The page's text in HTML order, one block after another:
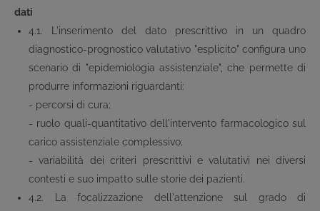
dati
4.1. L'inserimento del dato prescrittivo in un quadro
diagnostico-prognostico valutativo "esplicito" configura uno
scenario di "epidemiologia assistenziale", che permette di
produrre informazioni riguardanti:
- percorsi di cura;
- ruolo quali-quantitativo dell'intervento farmacologico sul
carico assistenziale complessivo;
- variabilità dei criteri prescrittivi e valutativi nei diversi
contesti e suo impatto sulle storie dei pazienti.
4.2. La focalizzazione dell'attenzione sul grado di